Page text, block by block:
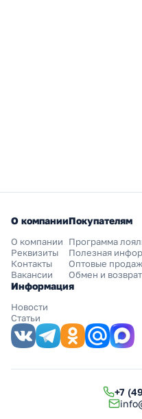
О компании
О компании
Реквизиты
Контакты
Вакансии
Покупателям
Программа
Полезная
Оптовые
Обмен и
Информация
Новости
Статьи
+7